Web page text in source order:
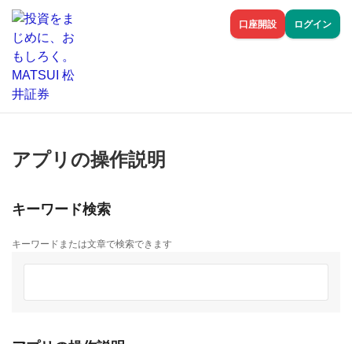
口座開設 ログイン
アプリの操作説明
キーワード検索
キーワードまたは文章で検索できます